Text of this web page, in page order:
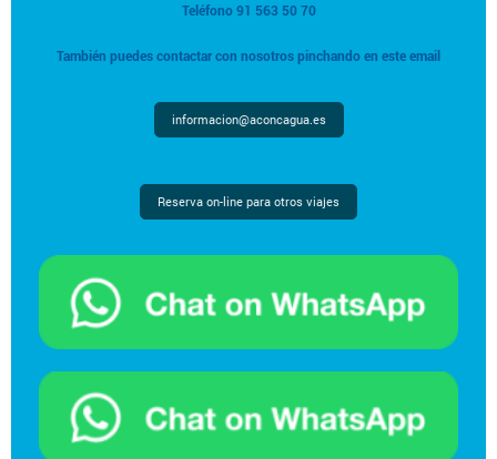
Teléfono 91 563 50 70
También puedes contactar con nosotros pinchando en este email
informacion@aconcagua.es
Reserva on-line para otros viajes